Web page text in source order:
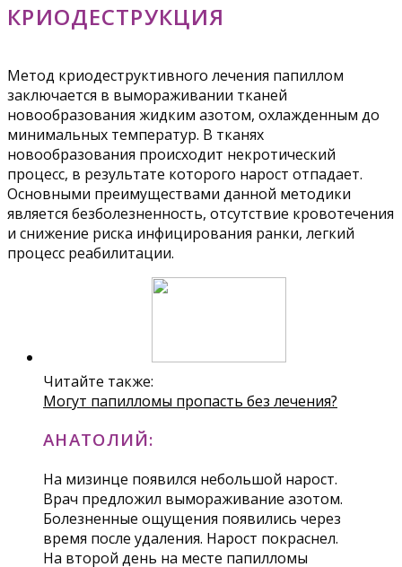
КРИОДЕСТРУКЦИЯ
Метод криодеструктивного лечения папиллом
заключается в вымораживании тканей
новообразования жидким азотом, охлажденным до
минимальных температур. В тканях
новообразования происходит некротический
процесс, в результате которого нарост отпадает.
Основными преимуществами данной методики
является безболезненность, отсутствие кровотечения
и снижение риска инфицирования ранки, легкий
процесс реабилитации.
Читайте также:
Могут папилломы пропасть без лечения?
АНАТОЛИЙ:
На мизинце появился небольшой нарост.
Врач предложил вымораживание азотом.
Болезненные ощущения появились через
время после удаления. Нарост покраснел.
На второй день на месте папилломы